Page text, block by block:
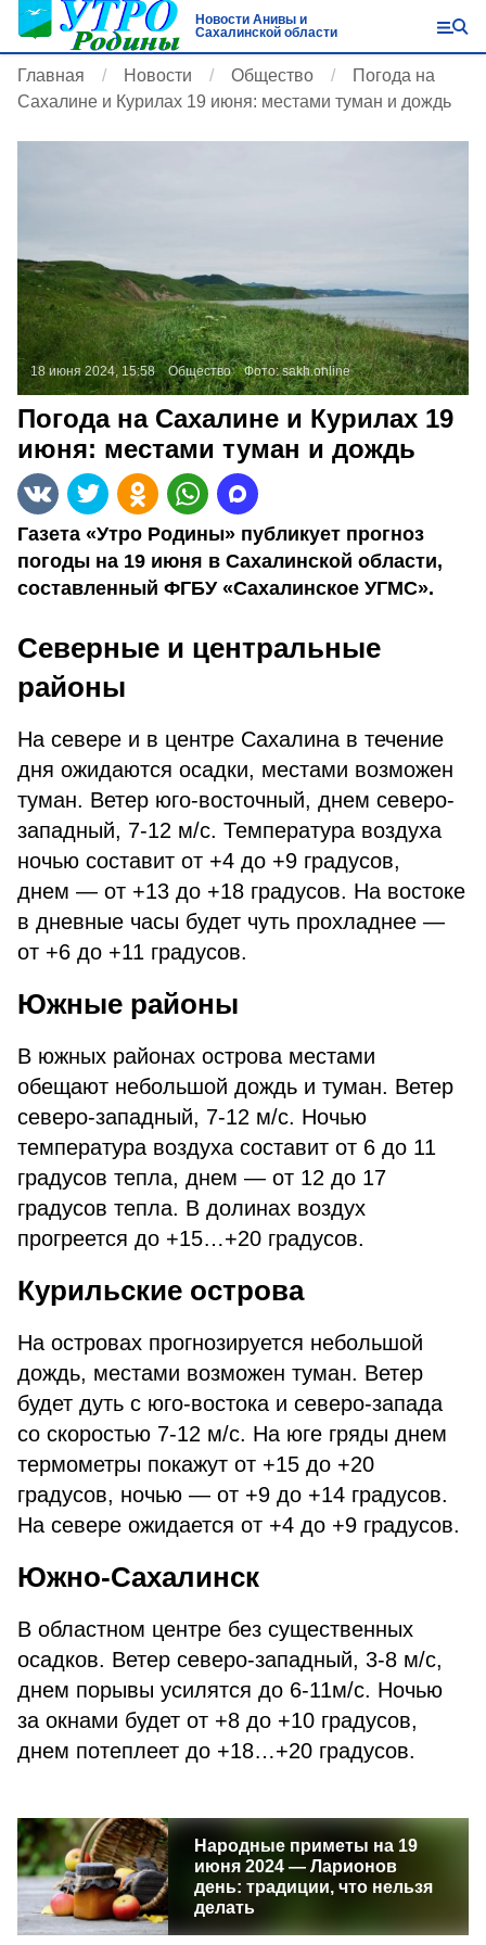
Новости Анивы и
Сахалинской области
Главная Новости Общество
Погода на
Сахалине и Курилах 19 июня: местами туман и дождь
18 июня 2024, 15:58 Общество Фото:sakh.online
Погода на Сахалине и Курилах 19
июня: местами туман и дождь
Газета «Утро Родины» публикует прогноз
погоды на 19 июня в Сахалинской области,
составленный ФГБУ «Сахалинское УГМС».
Северные и центральные
районы
На севере и в центре Сахалина в течение
дня ожидаются осадки, местами возможен
туман. Ветер юго-восточный, днем северо-
западный, 7-12 м/с. Температура воздуха
ночью составит от +4 до +9 градусов,
днем — от +13 до +18 градусов. На востоке
в дневные часы будет чуть прохладнее —
от +6 до +11 градусов.
Южные районы
В южных районах острова местами
обещают небольшой дождь и туман. Ветер
северо-западный, 7-12 м/с. Ночью
температура воздуха составит от 6 до 11
градусов тепла, днем — от 12 до 17
градусов тепла. В долинах воздух
прогреется до +15…+20 градусов.
Курильские острова
На островах прогнозируется небольшой
дождь, местами возможен туман. Ветер
будет дуть с юго-востока и северо-запада
со скоростью 7-12 м/с. На юге гряды днем
термометры покажут от +15 до +20
градусов, ночью — от +9 до +14 градусов.
На севере ожидается от +4 до +9 градусов.
Южно-Сахалинск
В областном центре без существенных
осадков. Ветер северо-западный, 3-8 м/с,
днем порывы усилятся до 6-11м/с. Ночью
за окнами будет от +8 до +10 градусов,
днем потеплеет до +18…+20 градусов.
Народные приметы на 19
июня 2024 — Ларионов
день: традиции, что нельзя
делать